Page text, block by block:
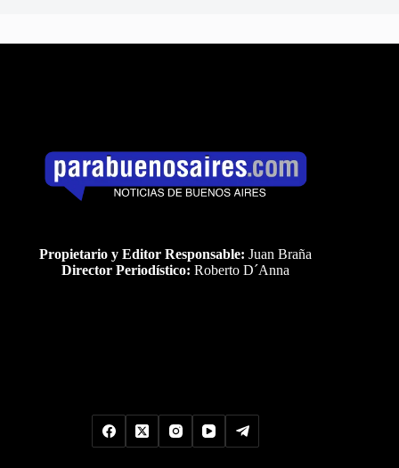
Propietario y Editor Responsable: Juan Braña
Director Periodístico: Roberto D´Anna